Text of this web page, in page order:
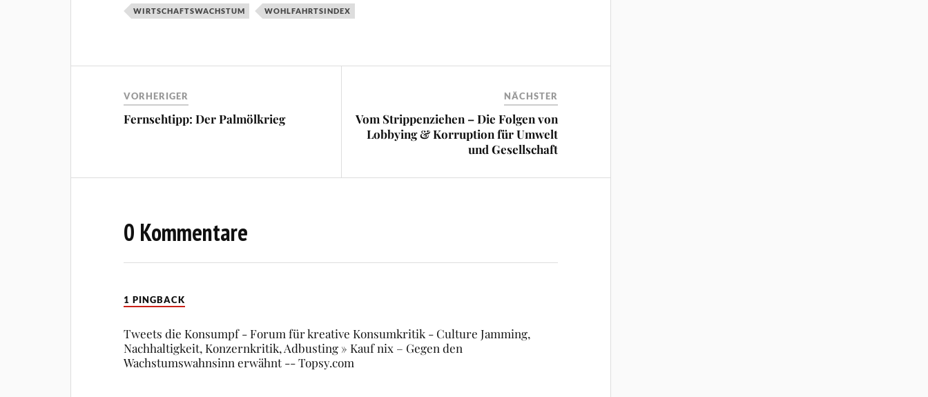
WIRTSCHAFTSWACHSTUM WOHLFAHRTSINDEX
VORHERIGER
Fernsehtipp: Der Palmölkrieg
NÄCHSTER
Vom Strippenziehen – Die Folgen von
Lobbying & Korruption für Umwelt
und Gesellschaft
0 Kommentare
1 PINGBACK
Tweets die Konsumpf - Forum für kreative Konsumkritik - Culture Jamming,
Nachhaltigkeit, Konzernkritik, Adbusting » Kauf nix – Gegen den
Wachstumswahnsinn erwähnt -- Topsy.com